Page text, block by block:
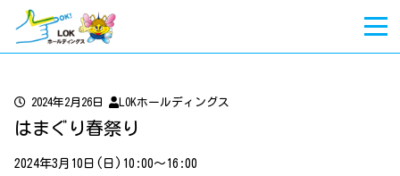
2024年2月26日 LOKホールディングス
はまぐり春祭り
2024年3月10日(日)10:00〜16:00